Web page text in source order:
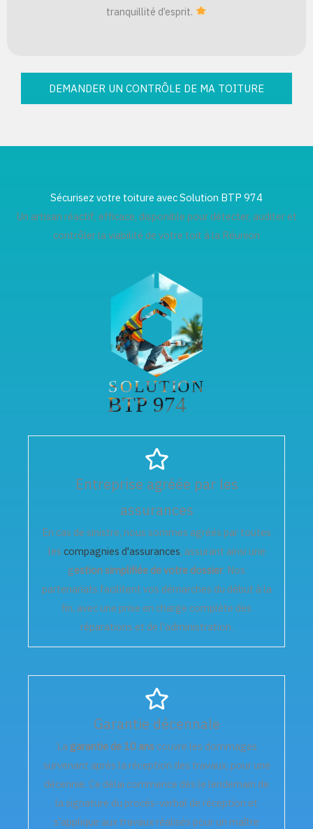
tranquillité d’esprit.
DEMANDER UN CONTRÔLE DE MA TOITURE
Sécurisez votre toiture avec Solution BTP 974
Un artisan réactif, efficace, disponible pour détecter, auditer et
contrôler la viabilité de votre toit à la Réunion
Entreprise agréée par les
assurances
En cas de sinistre, nous sommes agréés par toutes
les compagnies d'assurances, assurant ainsi une
gestion simplifiée de votre dossier. Nos
partenariats facilitent vos démarches du début à la
fin, avec une prise en charge complète des
réparations et de l'administration.
Garantie décennale
La garantie de 10 anscouvre les dommages
survenant après la réception des travaux, pour une
décennie. Ce délai commence dès le lendemain de
la signature du procès-verbal de réception et
s'applique aux travaux réalisés pour un maître